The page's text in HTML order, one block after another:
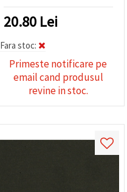
20.80 Lei
Fara stoc:
Primeste notificare pe
email cand produsul
revine in stoc.